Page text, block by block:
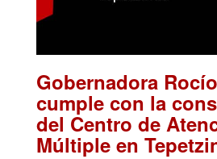
Gobernadora
cumple con la
del Centro de
Múltiple en